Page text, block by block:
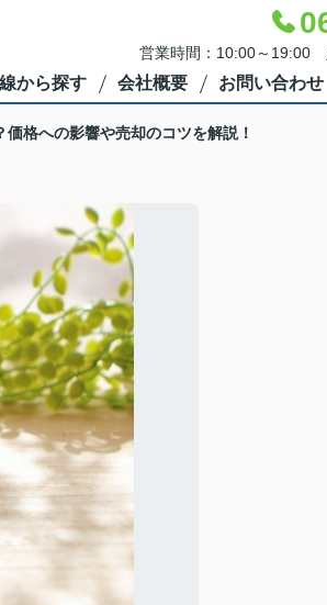
営業時間：10:00～19:00
から探す 会社概要 お問い合わせ
格への影響や売却のコツを解説！